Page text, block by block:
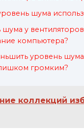
шума
у вентиляторов
компьютера?
уровень
громким?
коллекций